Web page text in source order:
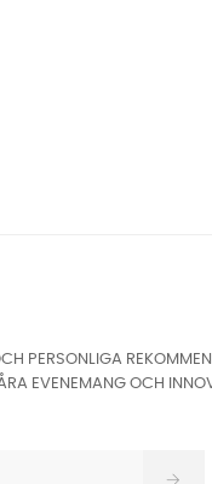
PERSONLIGA
EVENEMANG OCH